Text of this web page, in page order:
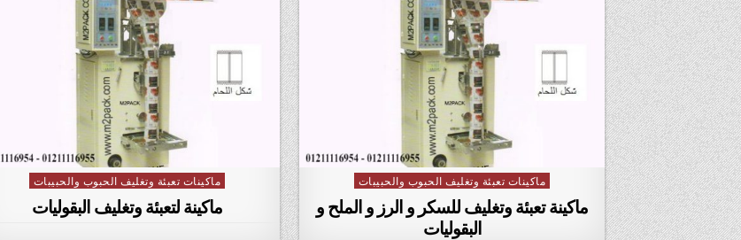
Posted in
ماكينات تعبئة وتغليف الحبوب والحبيبات
ماكينة تعبئة وتغليف للسكر و الرز و الملح و
البقوليات
Posted in
ماكينات تعبئة وتغليف الحبوب والحبيبات
ماكينة لتعبئة وتغليف البقوليات